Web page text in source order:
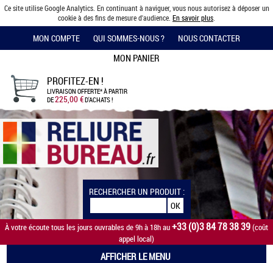
Ce site utilise Google Analytics. En continuant à naviguer, vous nous autorisez à déposer un
cookie à des fins de mesure d'audience. En savoir plus
MON COMPTE QUI SOMMES-NOUS ? NOUS CONTACTER
MON PANIER
PROFITEZ-EN !
LIVRAISON OFFERTE*À PARTIR
DE225,00 €D'ACHATS !
RECHERCHER UN PRODUIT :
À votre écoute tous les jours ouvrables de 9h à 18h au+33 (0)3 84 78 38 39(coût
appel local)
AFFICHER LE MENU